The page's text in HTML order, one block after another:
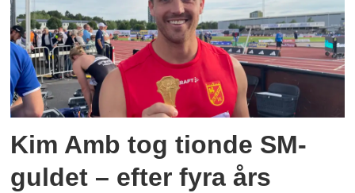
Kim Amb tog tionde SM-
guldet – efter fyra års